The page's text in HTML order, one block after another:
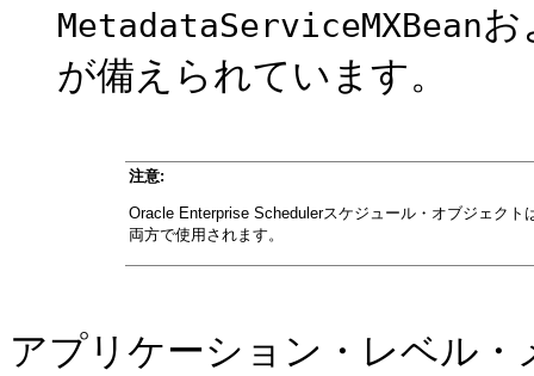
MetadataServiceMXBeanお
が備えられています。
注意:
Oracle Enterprise Schedulerスケジュール・オブジェク
両方で使用されます。
アプリケーション・レベル